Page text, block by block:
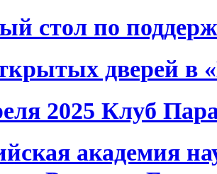
стол по
дверей в
2025 Клуб
академия